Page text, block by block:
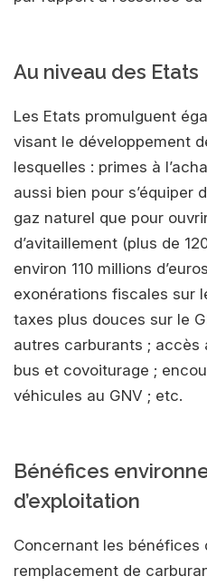
Au niveau des Etats
Les Etats promulguent
visant le développement
lesquelles : primes à
aussi bien pour s’équiper
gaz naturel que pour
d’avitaillement (plus de
environ 110 millions
exonérations fiscales sur
taxes plus douces sur le
autres carburants ; accès
bus et covoiturage ;
véhicules au GNV ; etc.
Bénéfices
d’exploitation
Concernant les bénéfices
remplacement de